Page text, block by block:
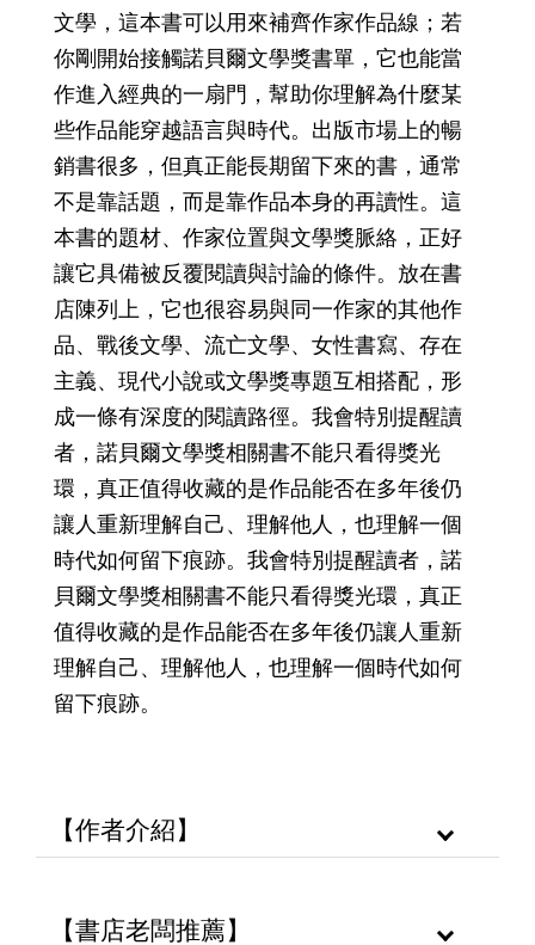
文學，這本書可以用來補齊作家作品線；若
你剛開始接觸諾貝爾文學獎書單，它也能當
作進入經典的一扇門，幫助你理解為什麼某
些作品能穿越語言與時代。出版市場上的暢
銷書很多，但真正能長期留下來的書，通常
不是靠話題，而是靠作品本身的再讀性。這
本書的題材、作家位置與文學獎脈絡，正好
讓它具備被反覆閱讀與討論的條件。放在書
店陳列上，它也很容易與同一作家的其他作
品、戰後文學、流亡文學、女性書寫、存在
主義、現代小說或文學獎專題互相搭配，形
成一條有深度的閱讀路徑。我會特別提醒讀
者，諾貝爾文學獎相關書不能只看得獎光
環，真正值得收藏的是作品能否在多年後仍
讓人重新理解自己、理解他人，也理解一個
時代如何留下痕跡。我會特別提醒讀者，諾
貝爾文學獎相關書不能只看得獎光環，真正
值得收藏的是作品能否在多年後仍讓人重新
理解自己、理解他人，也理解一個時代如何
留下痕跡。
【作者介紹】
【書店老闆推薦】